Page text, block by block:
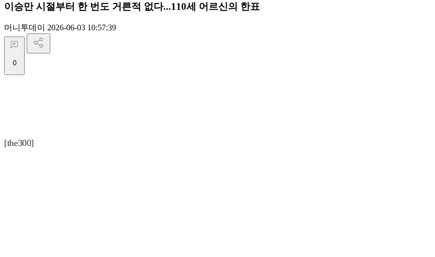
이승만 시절부터 한 번도 거른적 없다...110세 어르신의 한표
머니투데이 2026-06-03 10:57:39
0
[the300]